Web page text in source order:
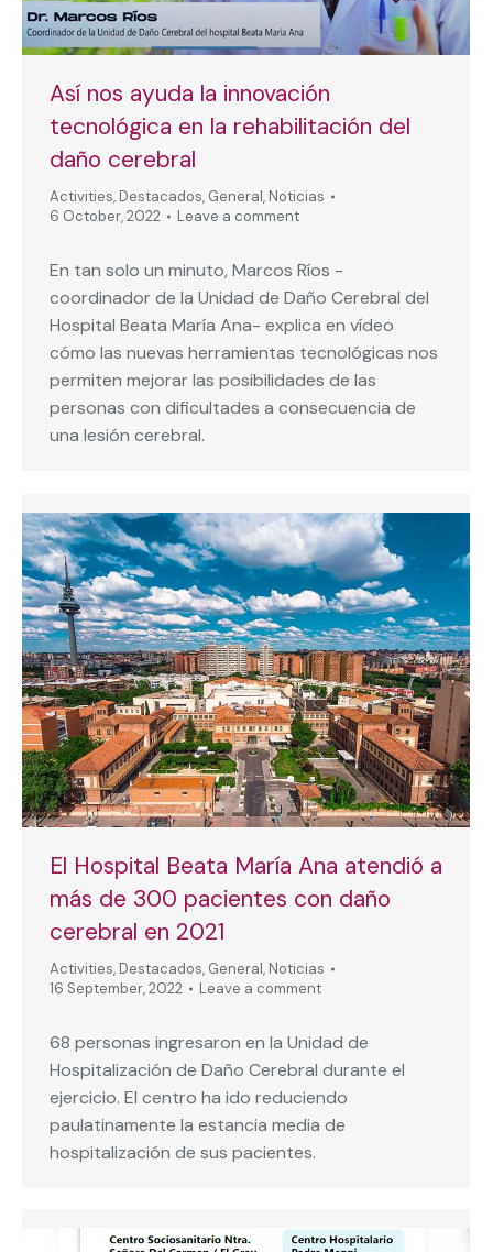
Así nos ayuda la innovación
tecnológica en la rehabilitación del
daño cerebral
Activities, Destacados, General, Noticias
6 October, 2022
Leave a comment
En tan solo un minuto, Marcos Ríos -
coordinador de la Unidad de Daño Cerebral del
Hospital Beata María Ana- explica en vídeo
cómo las nuevas herramientas tecnológicas nos
permiten mejorar las posibilidades de las
personas con dificultades a consecuencia de
una lesión cerebral.
El Hospital Beata María Ana atendió a
más de 300 pacientes con daño
cerebral en 2021
Activities, Destacados, General, Noticias
16 September, 2022
Leave a comment
68 personas ingresaron en la Unidad de
Hospitalización de Daño Cerebral durante el
ejercicio. El centro ha ido reduciendo
paulatinamente la estancia media de
hospitalización de sus pacientes.